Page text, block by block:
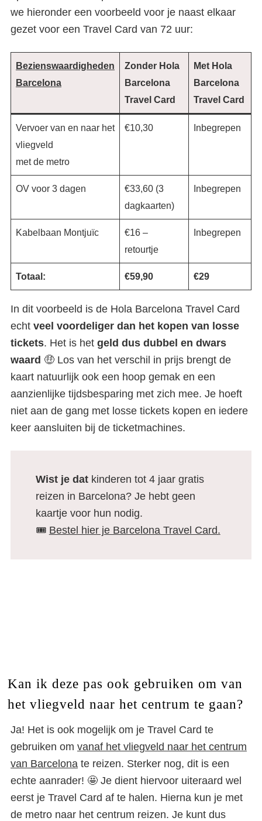
Hola Barcelona Travel Card:
we hieronder een voorbeeld voor je naast elkaar
gezet voor een Travel Card van 72 uur:
Bezienswaardigheden
Barcelona
Zonder Hola
Barcelona
Travel Card
Met Hola
Barcelona
Travel Card
Vervoer van en naar het
vliegveld
met de metro
€10,30 Inbegrepen
OV voor 3 dagen
€33,60 (3
dagkaarten)
Inbegrepen
Kabelbaan Montjuïc
€16 –
retourtje
Inbegrepen
Totaal: €59,90 €29
In dit voorbeeld is de Hola Barcelona Travel Card
echt veel voordeliger dan het kopen van losse
tickets. Het is het geld dus dubbel en dwars
waard 🤑 Los van het verschil in prijs brengt de
kaart natuurlijk ook een hoop gemak en een
aanzienlijke tijdsbesparing met zich mee. Je hoeft
niet aan de gang met losse tickets kopen en iedere
keer aansluiten bij de ticketmachines.
Wist je dat kinderen tot 4 jaar gratis
reizen in Barcelona? Je hebt geen
kaartje voor hun nodig.
🎟️ Bestel hier je Barcelona Travel Card.
Kan ik deze pas ook gebruiken om van
het vliegveld naar het centrum te gaan?
Ja! Het is ook mogelijk om je Travel Card te
gebruiken om vanaf het vliegveld naar het centrum
van Barcelona te reizen. Sterker nog, dit is een
echte aanrader! 🤩 Je dient hiervoor uiteraard wel
eerst je Travel Card af te halen. Hierna kun je met
de metro naar het centrum reizen. Je kunt dus